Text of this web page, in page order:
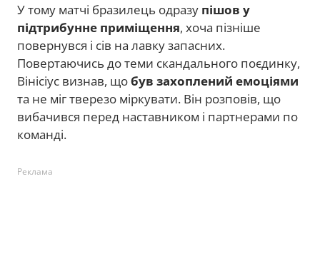
У тому матчі бразилець одразу пішов у
підтрибунне приміщення, хоча пізніше
повернувся і сів на лавку запасних.
Повертаючись до теми скандального поєдинку,
Вінісіус визнав, щобув захоплений емоціями
та не міг тверезо міркувати. Він розповів, що
вибачився перед наставником і партнерами по
команді.
Реклама